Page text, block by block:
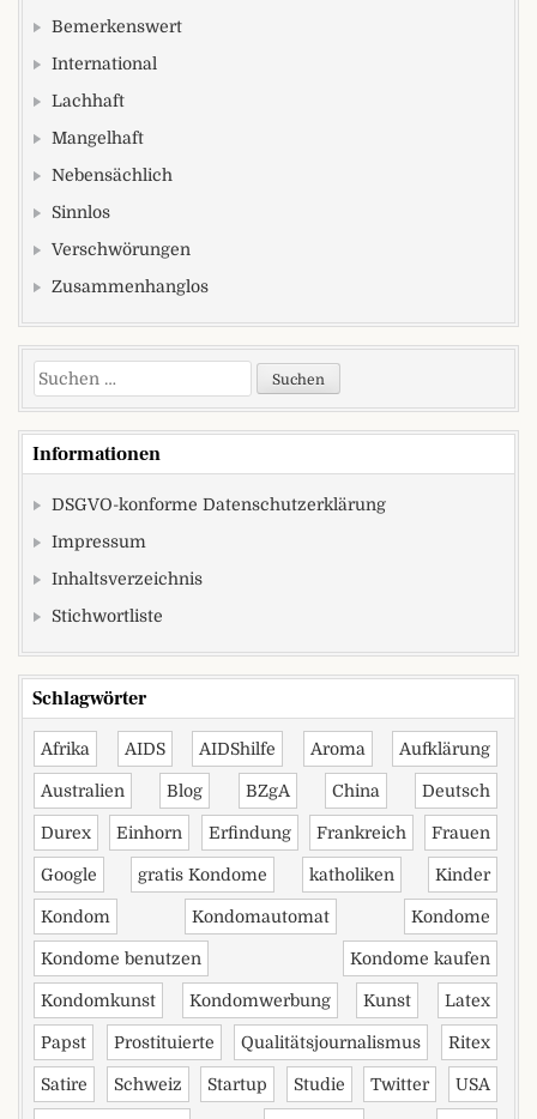
Bemerkenswert
International
Lachhaft
Mangelhaft
Nebensächlich
Sinnlos
Verschwörungen
Zusammenhanglos
Suchen nach:
Informationen
DSGVO-konforme Datenschutzerklärung
Impressum
Inhaltsverzeichnis
Stichwortliste
Schlagwörter
Afrika AIDS AIDShilfe Aroma Aufklärung
Australien Blog BZgA China Deutsch
Durex Einhorn Erfindung Frankreich Frauen
Google gratis Kondome katholiken Kinder
Kondom Kondomautomat Kondome
Kondome benutzen Kondome kaufen
Kondomkunst Kondomwerbung Kunst Latex
Papst Prostituierte Qualitätsjournalismus Ritex
Satire Schweiz Startup Studie Twitter USA